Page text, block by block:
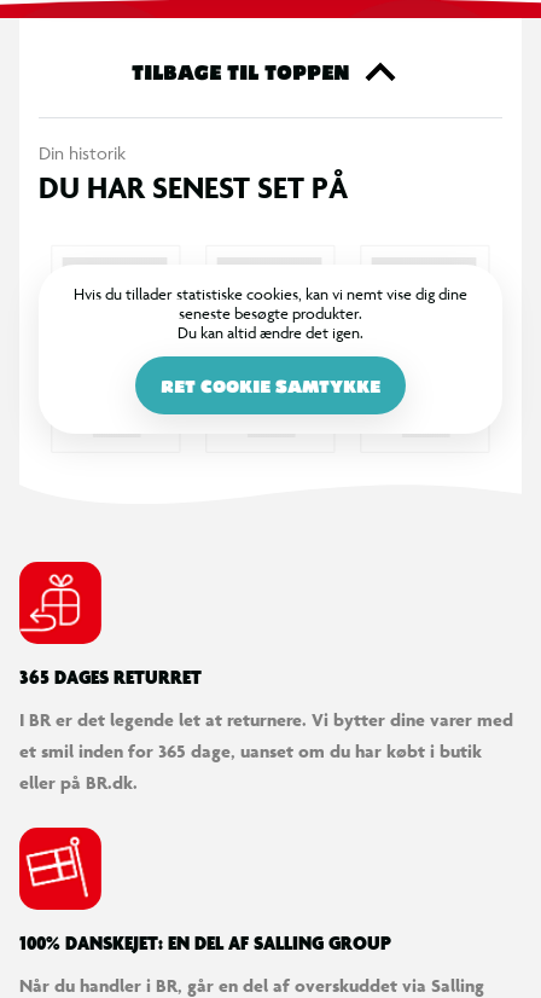
til sommerens vandkampe.
Specifikationer
Velegnet til aktive vandkampe
Farver: lilla og lyserød (assorteret)
TILBAGE TIL TOPPEN
Din historik
DU HAR SENEST SET PÅ
Hvis du tillader statistiske cookies, kan vi nemt vise dig dine
seneste besøgte produkter.
Du kan altid ændre det igen.
RET COOKIE SAMTYKKE
365 DAGES RETURRET
I BR er det legende let at returnere. Vi bytter dine varer med
et smil inden for 365 dage, uanset om du har købt i butik
eller på BR.dk.
100% DANSKEJET: EN DEL AF SALLING GROUP
Når du handler i BR, går en del af overskuddet via Salling